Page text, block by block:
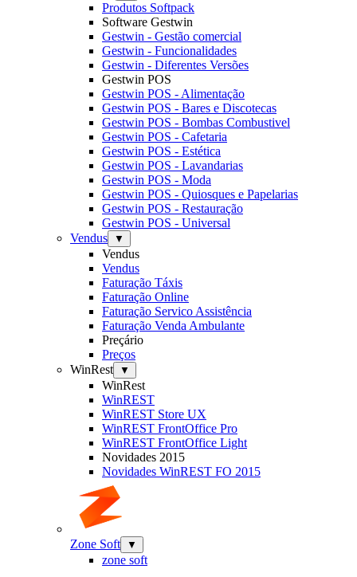
Produtos Softpack
Software Gestwin
Gestwin - Gestão comercial
Gestwin - Funcionalidades
Gestwin - Diferentes Versões
Gestwin POS
Gestwin POS - Alimentação
Gestwin POS - Bares e Discotecas
Gestwin POS - Bombas Combustivel
Gestwin POS - Cafetaria
Gestwin POS - Estética
Gestwin POS - Lavandarias
Gestwin POS - Moda
Gestwin POS - Quiosques e Papelarias
Gestwin POS - Restauração
Gestwin POS - Universal
Vendus
▼
Vendus
Vendus
Faturação Táxis
Faturação Online
Faturação Servico Assistência
Faturação Venda Ambulante
Preçário
Preços
WinRest
▼
WinRest
WinREST
WinREST Store UX
WinREST FrontOffice Pro
WinREST FrontOffice Light
Novidades 2015
Novidades WinREST FO 2015
Zone Soft ▼
zone soft